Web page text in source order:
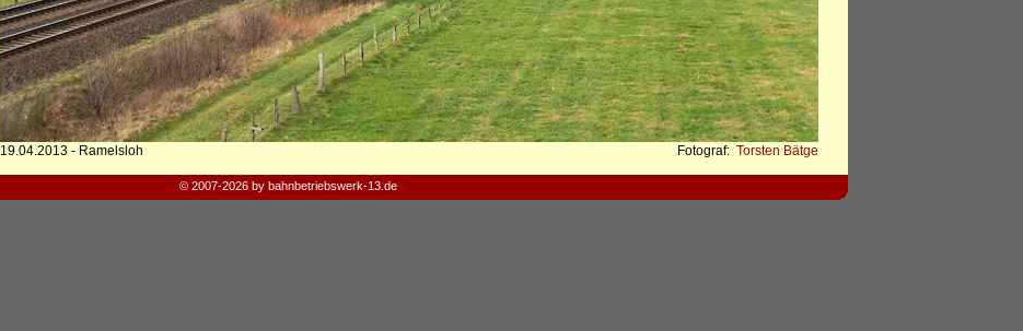
19.04.2013 - Ramelsloh Fotograf: Torsten Bätge
© 2007-2026 by bahnbetriebswerk-13.de